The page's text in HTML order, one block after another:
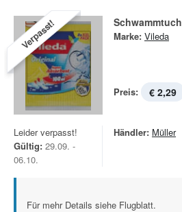
Verpasst! Schwammtuch
Marke: Vileda
Preis: € 2,29
Leider verpasst!
Gültig: 29.09. -
06.10.
Händler: Müller
Für mehr Details siehe Flugblatt.